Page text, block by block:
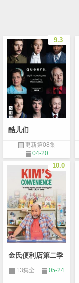
9.3
酷儿们
更新第08集
04-20
10.0
金氏便利店第二季
13集全 05-24